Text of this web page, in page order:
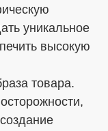
уникальное
высокую
товара.